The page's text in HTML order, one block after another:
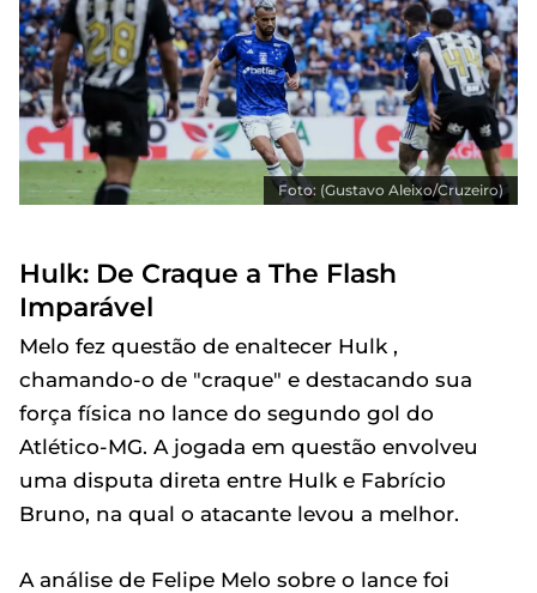
Foto: (Gustavo Aleixo/Cruzeiro)
Hulk: De Craque a The Flash
Imparável
Melo fez questão de enaltecer Hulk ,
chamando-o de "craque" e destacando sua
força física no lance do segundo gol do
Atlético-MG. A jogada em questão envolveu
uma disputa direta entre Hulk e Fabrício
Bruno, na qual o atacante levou a melhor.
A análise de Felipe Melo sobre o lance foi